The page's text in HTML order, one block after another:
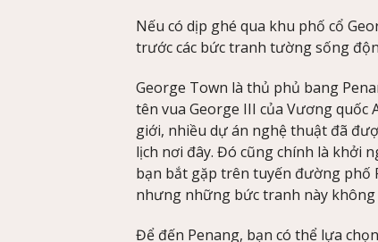
Nếu có dịp ghé qua khu phố cổ
trước các bức tranh tường sống
George Town là thủ phủ bang
tên vua George III của Vương quốc
giới, nhiều dự án nghệ thuật đã
lịch nơi đây. Đó cũng chính là khởi
bạn bắt gặp trên tuyến đường phố
nhưng những bức tranh này không
Để đến Penang, bạn có thể lựa